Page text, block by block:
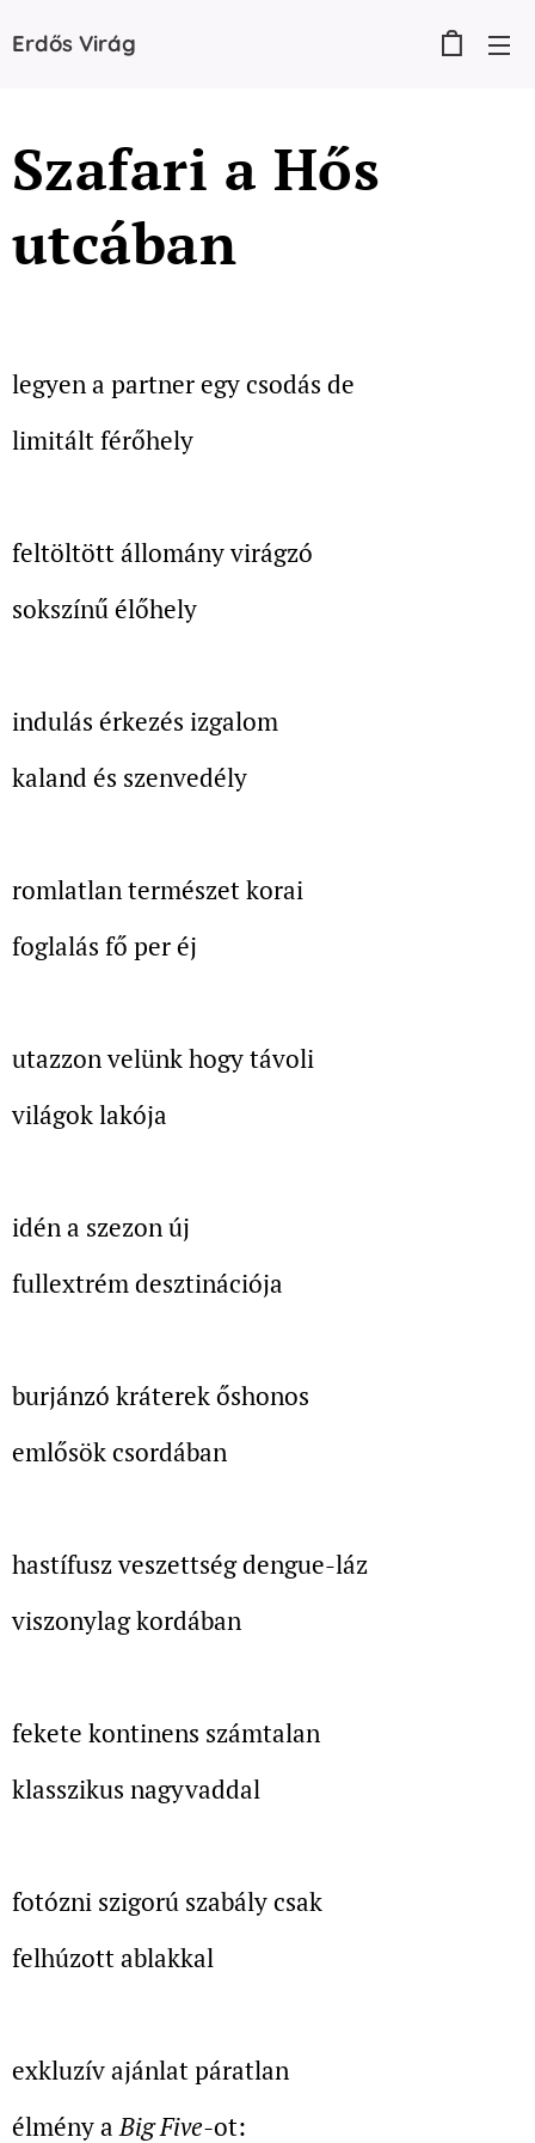
Erdős Virág
Szafari a Hős
utcában
legyen a partner egy csodás de
limitált férőhely
feltöltött állomány virágzó
sokszínű élőhely
indulás érkezés izgalom
kaland és szenvedély
romlatlan természet korai
foglalás fő per éj
utazzon velünk hogy távoli
világok lakója
idén a szezon új
fullextrém desztinációja
burjánzó kráterek őshonos
emlősök csordában
hastífusz veszettség dengue-láz
viszonylag kordában
fekete kontinens számtalan
klasszikus nagyvaddal
fotózni szigorú szabály csak
felhúzott ablakkal
exkluzív ajánlat páratlan
élmény aBig Five-ot: